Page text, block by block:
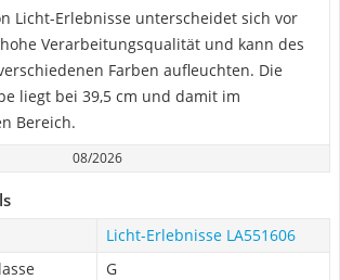
Licht-Erlebnisse unterscheidet sich vor
Verarbeitungsqualität und kann des
Farben aufleuchten. Die
liegt bei 39,5 cm und damit im
Bereich.
08/2026
Licht-Erlebnisse LA551606
G